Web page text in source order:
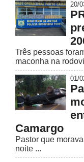
20/
Três pessoas
maconha na
01/
Camargo
Pastor que
noite ...